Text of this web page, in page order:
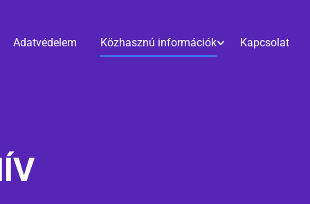
Adatvédelem Közhasznú információk Kapcsolat